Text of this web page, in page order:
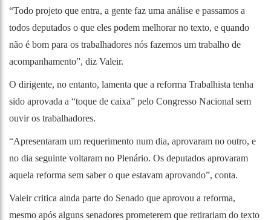
“Todo projeto que entra, a gente faz uma análise e passamos a
todos deputados o que eles podem melhorar no texto, e quando
não é bom para os trabalhadores nós fazemos um trabalho de
acompanhamento”, diz Valeir.
O dirigente, no entanto, lamenta que a reforma Trabalhista tenha
sido aprovada a “toque de caixa” pelo Congresso Nacional sem
ouvir os trabalhadores.
“Apresentaram um requerimento num dia, aprovaram no outro, e
no dia seguinte voltaram no Plenário. Os deputados aprovaram
aquela reforma sem saber o que estavam aprovando”, conta.
Valeir critica ainda parte do Senado que aprovou a reforma,
mesmo após alguns senadores prometerem que retirariam do texto